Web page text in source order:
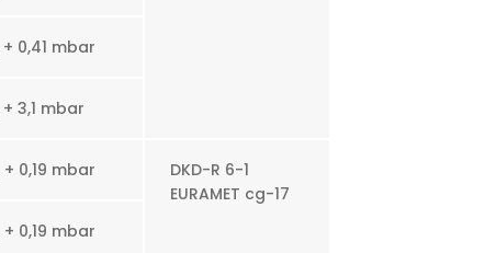
+ 0,41 mbar
+ 3,1 mbar
+ 0,19 mbar
DKD-R 6-1
EURAMET cg-17
+ 0,19 mbar